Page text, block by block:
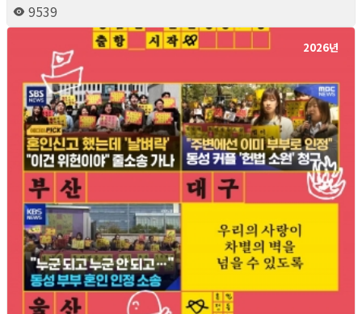
9539
2026년